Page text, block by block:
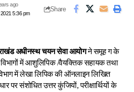
5:36 pm
ago
Share
अधीनस्थ चयन सेवा आयोगने समूह ग के
विभागों में आशुलिपिक /वैयक्तिक सहायक तथा
में लेखा लिपिक की ऑनलाइन लिखित
पर संशोधित उत्तर कुंजियों, परीक्षार्थियों के